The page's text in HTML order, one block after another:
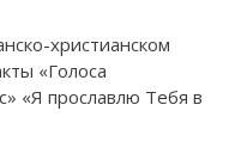
христианском
«Голоса
«Я прославлю Тебя в